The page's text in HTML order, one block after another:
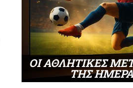
ΟΙ ΑΘΛΗΤΙΚΕΣ
ΤΗΣ